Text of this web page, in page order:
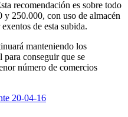
recomendación es sobre todo
y 250.000, con uso de almacén
de esta subida.
manteniendo los
conseguir que se
número de comercios
20-04-16